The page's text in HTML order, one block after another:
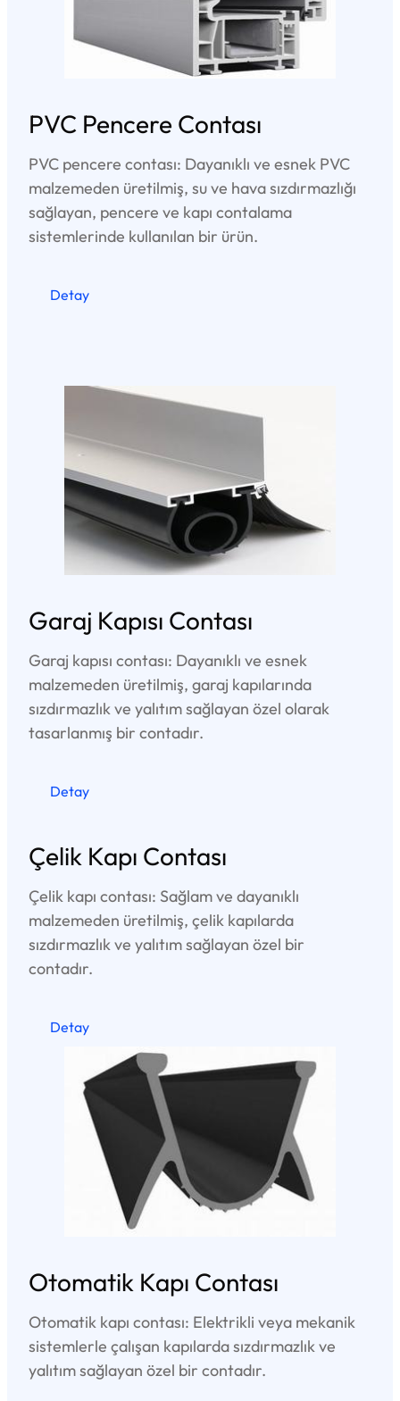
PVC Pencere Contası
PVC pencere contası: Dayanıklı ve esnek PVC
malzemeden üretilmiş, su ve hava sızdırmazlığı
sağlayan, pencere ve kapı contalama
sistemlerinde kullanılan bir ürün.
Detay
Garaj Kapısı Contası
Garaj kapısı contası: Dayanıklı ve esnek
malzemeden üretilmiş, garaj kapılarında
sızdırmazlık ve yalıtım sağlayan özel olarak
tasarlanmış bir contadır.
Detay
Çelik Kapı Contası
Çelik kapı contası: Sağlam ve dayanıklı
malzemeden üretilmiş, çelik kapılarda
sızdırmazlık ve yalıtım sağlayan özel bir
contadır.
Detay
Otomatik Kapı Contası
Otomatik kapı contası: Elektrikli veya mekanik
sistemlerle çalışan kapılarda sızdırmazlık ve
yalıtım sağlayan özel bir contadır.